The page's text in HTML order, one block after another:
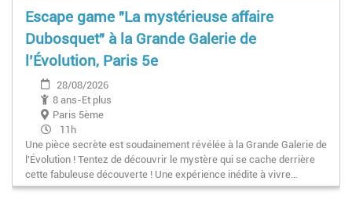
Escape game "La mystérieuse affaire
Dubosquet" à la Grande Galerie de
l’Évolution, Paris 5e
28/08/2026
8 ans-Et plus
Paris 5ème
11h
Une pièce secrète est soudainement révélée à la Grande Galerie de
l'Évolution ! Tentez de découvrir le mystère qui se cache derrière
cette fabuleuse découverte ! Une expérience inédite à vivre…